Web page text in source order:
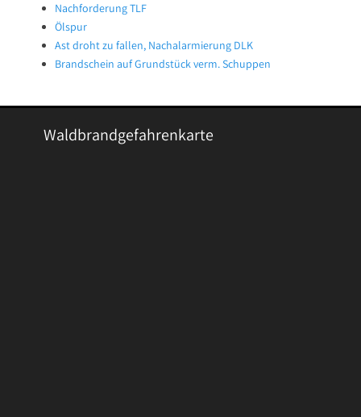
Nachforderung TLF
Ölspur
Ast droht zu fallen, Nachalarmierung DLK
Brandschein auf Grundstück verm. Schuppen
Waldbrandgefahrenkarte